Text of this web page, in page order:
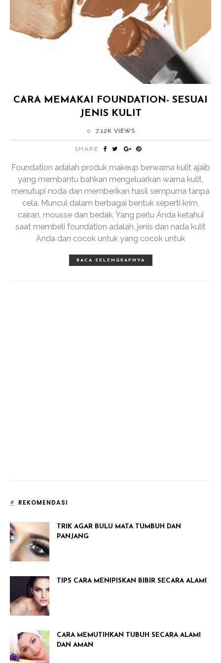
CARA MEMAKAI FOUNDATION- SESUAI
JENIS KULIT
7.12K VIEWS
SHARE
Foundation adalah produk makeup berwarna kulit ajaib
yang membantu bahkan mengeluarkan warna kulit,
menutupi noda dan memberikan hasil sempurna tanpa
cela. Muncul dalam berbagai bentuk seperti krim,
cairan, mousse dan bedak. Yang perlu Anda ketahui
saat membeli foundation adalah, jenis dan nada kulit
Anda dan cocok untuk yang cocok untuk
BACA SELENGKAPNYA
REKOMENDASI
TRIK AGAR BULU MATA TUMBUH DAN
PANJANG
TIPS CARA MENIPISKAN BIBIR SECARA ALAMI
CARA MEMUTIHKAN TUBUH SECARA ALAMI
DAN AMAN